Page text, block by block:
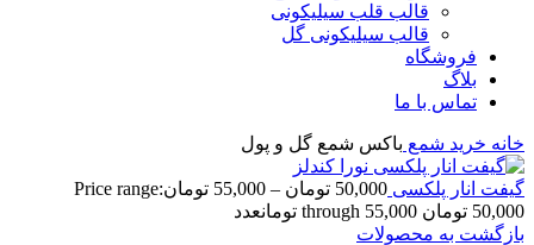
قالب قلب سیلیکونی
قالب سیلیکونی گل
فروشگاه
بلاگ
تماس با ما
خانه خرید شمع باکس شمع گل و پول
گیفت انار پلکسی 50,000 تومان –
55,000 تومانPrice range:
50,000 تومان through 55,000 تومان
عدد
بازگشت به محصولات